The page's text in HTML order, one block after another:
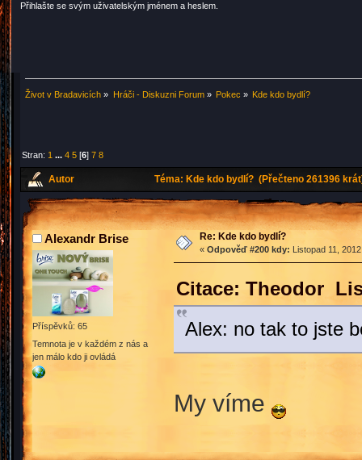
Přihlašte se svým uživatelským jménem a heslem.
Život v Bradavicích » Hráči - Diskuzni Forum» Pokec » Kde kdo bydlí?
Stran: 1 ...4 5 [6]7 8
Autor Téma: Kde kdo bydlí? (Přečteno 261396
Alexandr Brise
Příspěvků: 65
Temnota je v každém z nás a
jen málo kdo ji ovládá
Re: Kde kdo bydlí?
« Odpověď #200 kdy: Listopad 11,
Citace: Theodor
Alex: no tak to jste
My víme